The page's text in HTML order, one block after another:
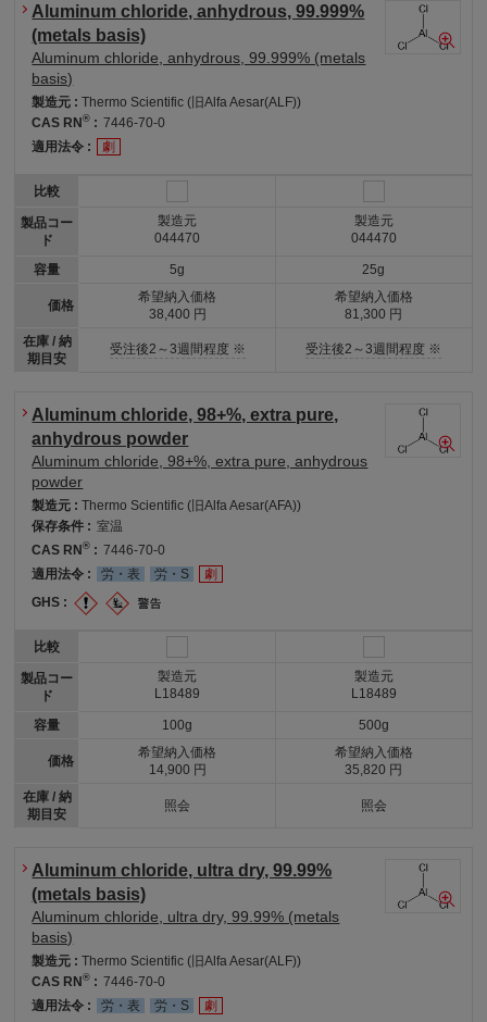
Aluminum chloride, anhydrous, 99.999%
(metals basis)
Aluminum chloride, anhydrous, 99.999% (metals
basis)
製造元 :Thermo Scientific (旧Alfa Aesar(ALF))
CAS RN® : 7446-70-0
適用法令 :
劇
比較
製品コー
ド
容量
価格
在庫 / 納
期目安
製造元
044470
5g
希望納入価格
38,400 円
受注後2～3週間程度 ※
製造元
044470
25g
希望納入価格
81,300 円
受注後2～3週間程度 ※
Aluminum chloride, 98+%, extra pure,
anhydrous powder
Aluminum chloride, 98+%, extra pure, anhydrous
powder
製造元 :Thermo Scientific (旧Alfa Aesar(AFA))
保存条件 : 室温
CAS RN® : 7446-70-0
適用法令 :
労・表 労・S
劇
GHS :
比較
製品コー
ド
容量
価格
在庫 / 納
期目安
製造元
L18489
100g
希望納入価格
14,900 円
照会
製造元
L18489
500g
希望納入価格
35,820 円
照会
Aluminum chloride, ultra dry, 99.99%
(metals basis)
Aluminum chloride, ultra dry, 99.99% (metals
basis)
製造元 :Thermo Scientific (旧Alfa Aesar(ALF))
CAS RN® : 7446-70-0
適用法令 :
労・表 労・S
劇